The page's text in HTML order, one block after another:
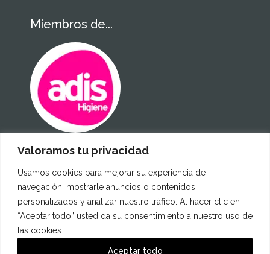
Valoramos tu privacidad
Usamos cookies para mejorar su experiencia de
navegación, mostrarle anuncios o contenidos
personalizados y analizar nuestro tráfico. Al hacer clic en
“Aceptar todo” usted da su consentimiento a nuestro uso de
las cookies.
Aceptar todo
Miembros de...
Certificados